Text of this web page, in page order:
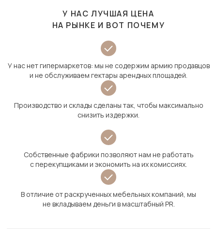
У НАС ЛУЧШАЯ ЦЕНА
НА РЫНКЕ И ВОТ ПОЧЕМУ
У нас нет гипермаркетов: мы не содержим армию продавцов
и не обслуживаем гектары арендных площадей.
Производство и склады сделаны так, чтобы максимально
снизить издержки.
Собственные фабрики позволяют нам не работать
с перекупщиками и экономить на их комиссиях.
В отличие от раскрученных мебельных компаний, мы
не вкладываем деньги в масштабный PR.